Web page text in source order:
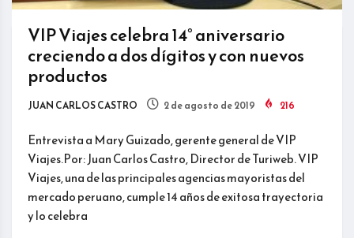
VIP Viajes celebra 14° aniversario
creciendo a dos dígitos y con nuevos
productos
JUAN CARLOS CASTRO 2 de agosto de 2019 216
Entrevista a Mary Guizado, gerente general de VIP
Viajes.Por: Juan Carlos Castro, Director de Turiweb. VIP
Viajes, una de las principales agencias mayoristas del
mercado peruano, cumple 14 años de exitosa trayectoria
y lo celebra